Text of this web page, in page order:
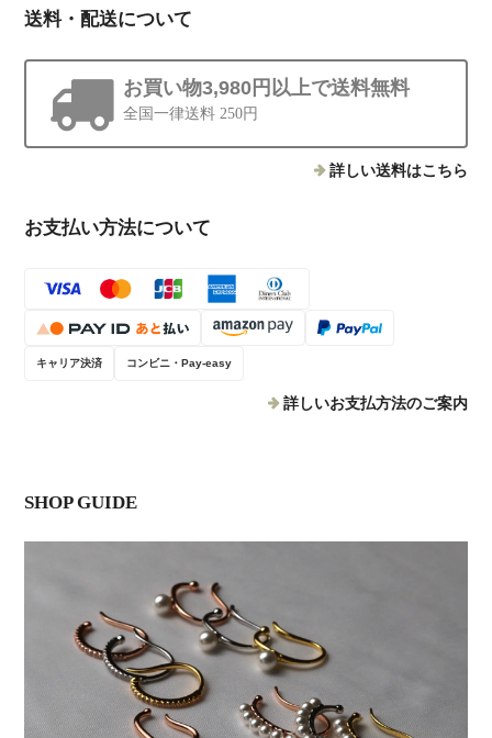
送料・配送について
お買い物3,980円以上で送料無料
全国一律送料 250円
詳しい送料はこちら
お支払い方法について
キャリア決済 コンビニ・Pay-easy
詳しいお支払方法のご案内
SHOP GUIDE